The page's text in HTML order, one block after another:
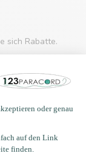
sich Rabatte.